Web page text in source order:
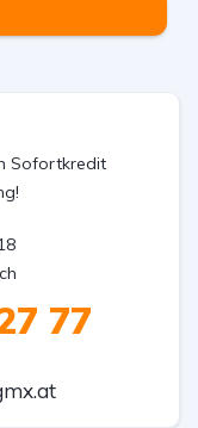
Sofortkredit
77